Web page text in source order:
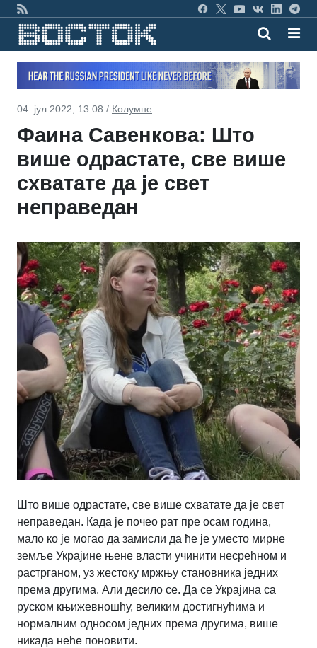
04. јул 2022, 13:08 / Колумне
Фаина Савенкова: Што
више одрастате, све више
схватате да је свет
неправедан
Што више одрастате, све више схватате да је свет
неправедан. Када је почео рат пре осам година,
мало ко је могао да замисли да ће је уместо мирне
земље Украјине њене власти учинити несрећном и
растрганом, уз жестоку мржњу становника једних
према другима. Али десило се. Да се ​​Украјина са
руском књижевношћу, великим достигнућима и
нормалним односом једних према другима, више
никада неће поновити.